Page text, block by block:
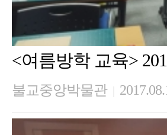
<여름방학 교육>
불교중앙박물관